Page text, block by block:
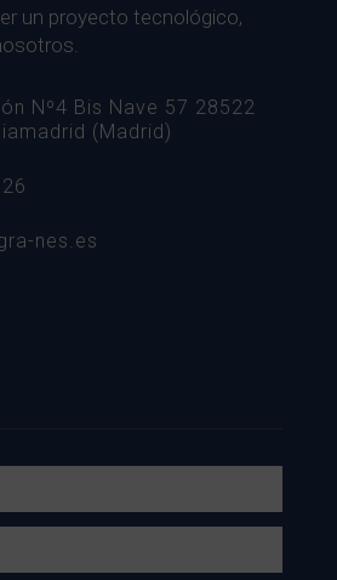
un proyecto tecnológico,
Nº4 Bis Nave 57 28522
(Madrid)
nes.es